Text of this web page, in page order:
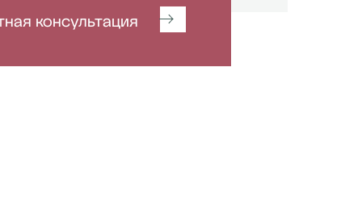
консультация